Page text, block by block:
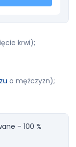
krwi);
o mężczyzn);
– 100 %